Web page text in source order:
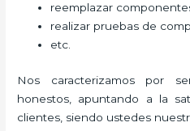
reemplazar
realizar pruebas de
etc.
Nos caracterizamos por
honestos, apuntando a la
clientes, siendo ustedes